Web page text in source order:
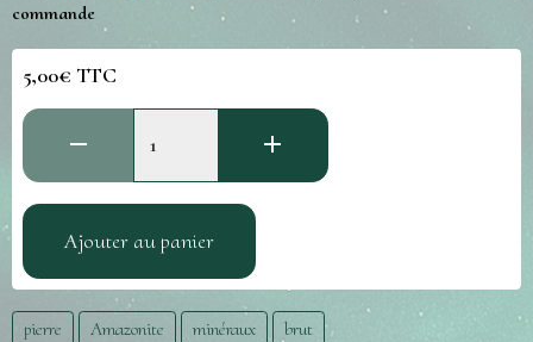
commande
5,00€ TTC
Ajouter au panier
pierre Amazonite minéraux brut